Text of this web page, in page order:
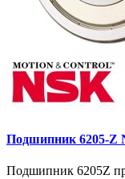
Подшипник 6205-Z
Подшипник 6205Z